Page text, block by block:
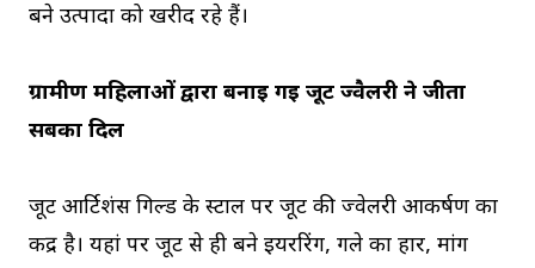
बने उत्‍पादों को खरीद रहे हैं।
ग्रामीण महिलाओं द्वारा बनाई गई जूट ज्‍वैलरी ने जीता
सबका दिल
जूट आर्टिशंस गिल्ड के स्टाल पर जूट की ज्वेलरी आकर्षण का
केंद्र है। यहां पर जूट से ही बने इयररिंग, गले का हार, मांग